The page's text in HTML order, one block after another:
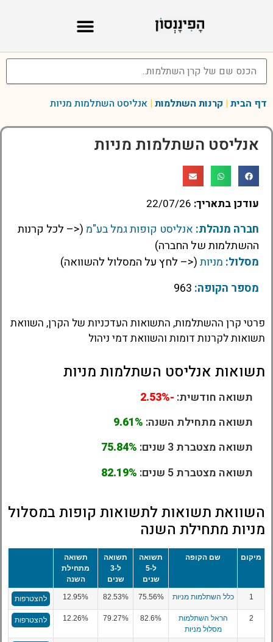
דף הבית | קרנות השתלמות | אנליסט השתלמות מניות
אנליסט השתלמות מניות
עודכן בתאריך: 22/07/26
חברה מנהלת: אנליסט קופות גמל בע"מ (<– לכל קרנות
ההשתלמות של החברה)
מסלול: מניות(<– לחץ על המסלול להשוואה)
מספר הקופה:
פרטי קרן ההשתלמות, התשואות העדכניות של הקרן, השוואת
תשואות לקרנות דומות והשוואת דמי ניהול
תשואות אנליסט השתלמות מניות
תשואה חודשית: -2.53%
תשואה מתחילת השנה: 9.61%
תשואה מצטברת 3 שנים:
75.84%
תשואה מצטברת 5 שנים:
82.19%
השוואת תשואות לתשואות קופות במסלול
מניות מתחילת השנה
מיקום שם הקופה
תשואה
ל-5
שנים
תשואה
ל-3
שנים
תשואה
מתחילת
השנה
1 כלל השתלמות מניות 75.56%
82.53%
12.95% להצטרפות
2
הראל השתלמות
מסלול מניות
82.6%
79.27%
12.26% להצטרפות